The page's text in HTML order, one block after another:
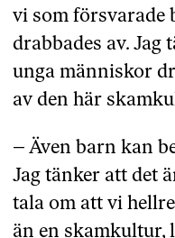
vi som försvarade
drabbades av. Jag
unga människor
av den här
– Även barn kan
Jag tänker att det
tala om att vi
än en skamkultur,